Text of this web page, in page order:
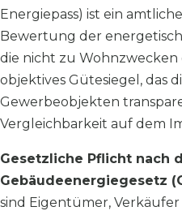
Energiepass) ist ein
Bewertung der
die nicht zu Wohnzwecken
objektives Gütesiegel, das
Gewerbeobjekten
Vergleichbarkeit auf dem
Gesetzliche Pflicht nach
Gebäudeenergiegesetz
sind Eigentümer,